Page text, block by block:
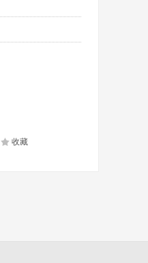
收藏